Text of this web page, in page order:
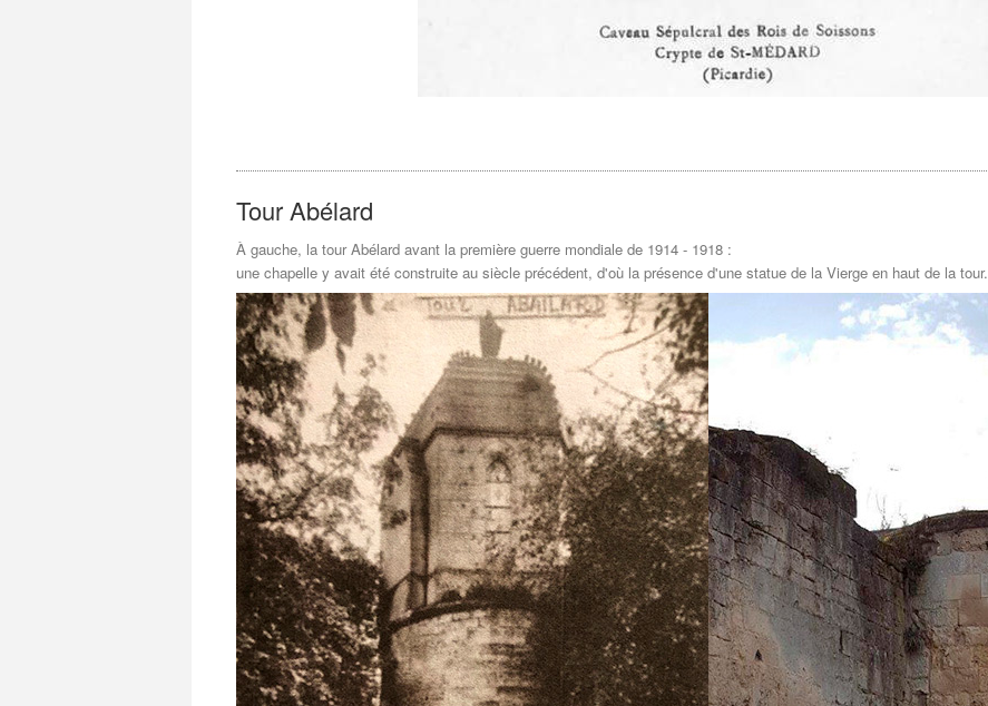
Tour Abélard
À gauche, la tour Abélard avant la première guerre mondiale de 1914 - 1918 :
une chapelle y avait été construite au siècle précédent, d'où la présence d'une statue de la Vierge en haut de la tour.